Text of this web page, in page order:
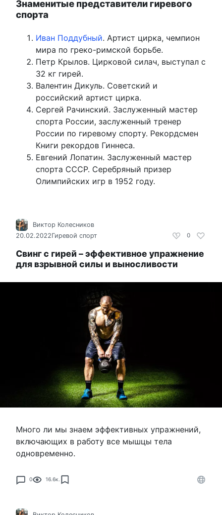
Знаменитые представители гиревого
спорта
Иван Поддубный. Артист цирка, чемпион
мира по греко-римской борьбе.
Петр Крылов. Цирковой силач, выступал с
32 кг гирей.
Валентин Дикуль. Советский и
российский артист цирка.
Сергей Рачинский. Заслуженный мастер
спорта России, заслуженный тренер
России по гиревому спорту. Рекордсмен
Книги рекордов Гиннеса.
Евгений Лопатин. Заслуженный мастер
спорта СССР. Серебряный призер
Олимпийских игр в 1952 году.
0
Виктор Колесников
20.02.2022Гиревой спорт
Свинг с гирей – эффективное упражнение
для взрывной силы и выносливости
Много ли мы знаем эффективных упражнений,
включающих в работу все мышцы тела
одновременно.
0 16.6к.